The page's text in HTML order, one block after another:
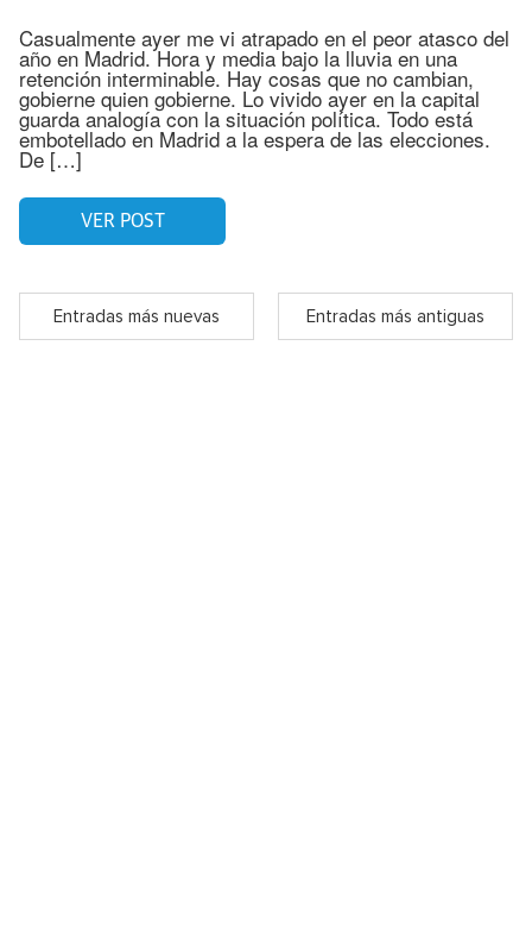
Casualmente ayer me vi atrapado en el peor atasco del
año en Madrid. Hora y media bajo la lluvia en una
retención interminable. Hay cosas que no cambian,
gobierne quien gobierne. Lo vivido ayer en la capital
guarda analogía con la situación política. Todo está
embotellado en Madrid a la espera de las elecciones.
De […]
VER POST
Entradas más nuevas Entradas más antiguas